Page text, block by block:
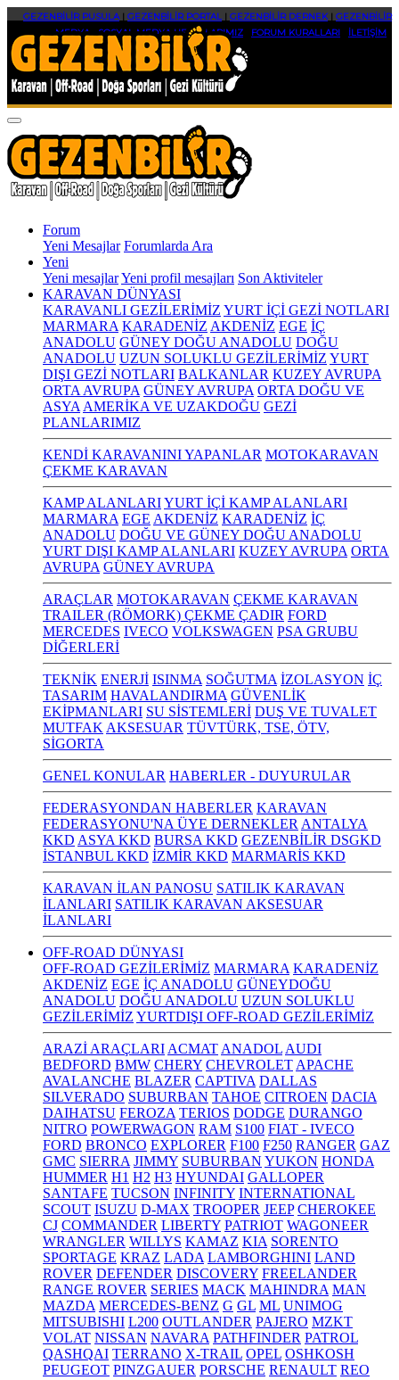
GEZENBİLİR PUSULA| GEZENBİLİR PORTAL| GEZENBİLİR DERNEK| GEZENBİLİR
MEDYA|SOSYAL MEDYA HESAPLARIMIZ FORUM KURALLARI İLETİŞİM
Forum
Yeni Mesajlar Forumlarda Ara
Yeni
Yeni mesajlarYeni profil mesajları Son Aktiviteler
KARAVAN DÜNYASI
KARAVANLI GEZİLERİMİZ YURT İÇİ GEZİ NOTLARI
MARMARA KARADENİZ AKDENİZ EGE İÇ
ANADOLU GÜNEY DOĞU ANADOLU DOĞU
ANADOLU UZUN SOLUKLU GEZİLERİMİZ YURT
DIŞI GEZİ NOTLARI BALKANLAR KUZEY AVRUPA
ORTA AVRUPA GÜNEY AVRUPA ORTA DOĞU VE
ASYA AMERİKA VE UZAKDOĞU GEZİ
PLANLARIMIZ
KENDİ KARAVANINI YAPANLAR MOTOKARAVAN
ÇEKME KARAVAN
KAMP ALANLARIYURT İÇİ KAMP ALANLARI
MARMARA EGE AKDENİZ KARADENİZ İÇ
ANADOLU DOĞU VE GÜNEY DOĞU ANADOLU
YURT DIŞI KAMP ALANLARI KUZEY AVRUPA ORTA
AVRUPA GÜNEY AVRUPA
ARAÇLAR MOTOKARAVAN ÇEKME KARAVAN
TRAILER (RÖMORK) ÇEKME ÇADIR FORD
MERCEDES IVECO VOLKSWAGEN PSA GRUBU
DİĞERLERİ
TEKNİK ENERJİ ISINMA SOĞUTMA İZOLASYON İÇ
TASARIM HAVALANDIRMA GÜVENLİK
EKİPMANLARI SU SİSTEMLERİ DUŞ VE TUVALET
MUTFAK AKSESUAR TÜVTÜRK, TSE, ÖTV,
SİGORTA
GENEL KONULAR HABERLER - DUYURULAR
FEDERASYONDAN HABERLER KARAVAN
FEDERASYONU'NA ÜYE DERNEKLER ANTALYA
KKD ASYA KKD BURSA KKD GEZENBİLİR DSGKD
İSTANBUL KKD İZMİR KKD MARMARİS KKD
KARAVAN İLAN PANOSU SATILIK KARAVAN
İLANLARI SATILIK KARAVAN AKSESUAR
İLANLARI
OFF-ROAD DÜNYASI
OFF-ROAD GEZİLERİMİZ MARMARA KARADENİZ
AKDENİZ EGE İÇ ANADOLU GÜNEYDOĞU
ANADOLU DOĞU ANADOLU UZUN SOLUKLU
GEZİLERİMİZ YURTDIŞI OFF-ROAD GEZİLERİMİZ
ARAZİ ARAÇLARI ACMAT ANADOL AUDI
BEDFORD BMW CHERY CHEVROLET APACHE
AVALANCHE BLAZER CAPTIVA DALLAS
SILVERADO SUBURBAN TAHOE CITROEN DACIA
DAIHATSU FEROZA TERIOS DODGE DURANGO
NITRO POWERWAGON RAM S100 FIAT - IVECO
FORD BRONCO EXPLORER F100 F250 RANGER GAZ
GMC SIERRA JIMMY SUBURBAN YUKON HONDA
HUMMER H1 H2 H3 HYUNDAI GALLOPER
SANTAFE TUCSON INFINITY INTERNATIONAL
SCOUT ISUZU D-MAX TROOPER JEEP CHEROKEE
CJ COMMANDER LIBERTY PATRIOT WAGONEER
WRANGLER WILLYS KAMAZ KIA SORENTO
SPORTAGE KRAZ LADA LAMBORGHINI LAND
ROVER DEFENDER DISCOVERY FREELANDER
RANGE ROVER SERIES MACK MAHINDRA MAN
MAZDA MERCEDES-BENZ G GL ML UNIMOG
MITSUBISHI L200 OUTLANDER PAJERO MZKT
VOLAT NISSAN NAVARA PATHFINDER PATROL
QASHQAI TERRANO X-TRAIL OPEL OSHKOSH
PEUGEOT PINZGAUER PORSCHE RENAULT REO